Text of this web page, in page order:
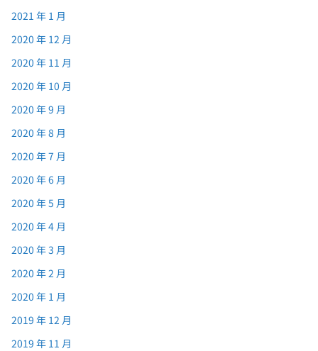
2021 年 1 月
2020 年 12 月
2020 年 11 月
2020 年 10 月
2020 年 9 月
2020 年 8 月
2020 年 7 月
2020 年 6 月
2020 年 5 月
2020 年 4 月
2020 年 3 月
2020 年 2 月
2020 年 1 月
2019 年 12 月
2019 年 11 月